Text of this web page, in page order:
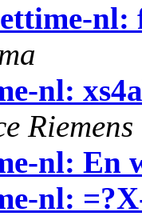
nl:
Riemens
nl: En
nl: